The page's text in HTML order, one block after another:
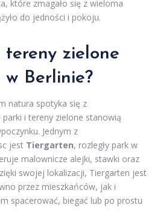
które zmagało się z wieloma
do jedności i pokoju.
zielone
Berlinie?
natura spotyka się z
i tereny zielone stanowią
Jednym z
jest Tiergarten, rozległy park w
malownicze alejki, stawki oraz
swojej lokalizacji, Tiergarten jest
przez mieszkańców, jak i
spacerować, biegać lub po prostu